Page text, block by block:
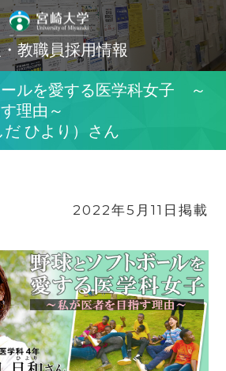
教職員採用情報
ルを愛する医学科女子 ～
理由～
ひより）さん
2022年5月11日掲載